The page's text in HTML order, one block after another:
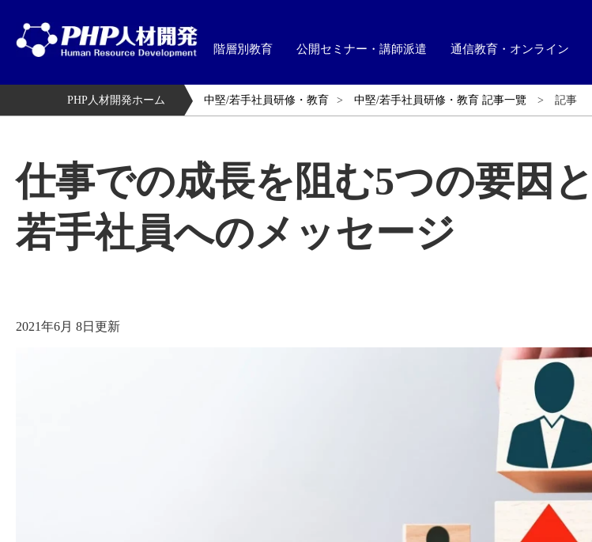
階層別教育 公開セミナー・講師派遣 通信教育・オンライン
PHP人材開発ホーム 中堅/若手社員研修・教育 中堅/若手社員研修・教育 記事一覽 記事
仕事での成長を阻む5つの要因
若手社員へのメッセージ
2021年6月 8日更新